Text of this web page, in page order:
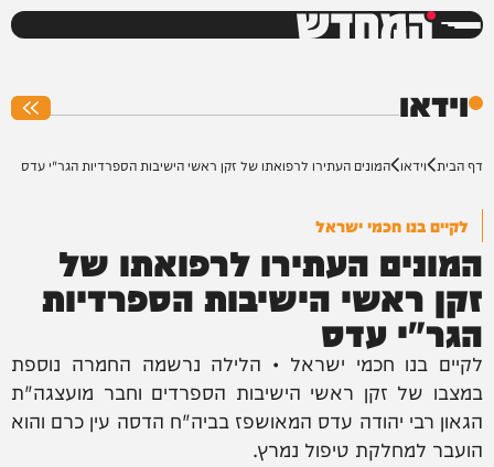
המחדש
וידאו
דף הבית וידאו המונים העתירו לרפואתו של זקן ראשי הישיבות הספרדיות הגר"י עדס
לקיים בנו חכמי ישראל
המונים העתירו לרפואתו של
זקן ראשי הישיבות הספרדיות
הגר"י עדס
לקיים בנו חכמי ישראל • הלילה נרשמה החמרה נוספת
במצבו של זקן ראשי הישיבות הספרדים וחבר מועצגה"ת
הגאון רבי יהודה עדס המאושפז בביה"ח הדסה עין כרם והוא
הועבר למחלקת טיפול נמרץ.